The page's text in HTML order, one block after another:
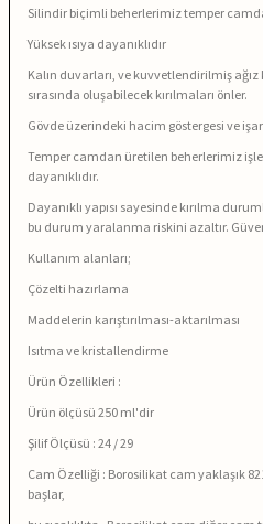
Silindir biçimli beherlerimiz temper
Yüksek ısıya dayanıklıdır
Kalın duvarları, ve kuvvetlendirilmiş
sırasında oluşabilecek kırılmaları önler.
Gövde üzerindeki hacim göstergesi ve
Temper camdan üretilen beherlerimiz
dayanıklıdır.
Dayanıklı yapısı sayesinde kırılma
bu durum yaralanma riskini azaltır.
Kullanım alanları;
Çözelti hazırlama
Maddelerin karıştırılması-aktarılması
Isıtma ve kristallendirme
Ürün Özellikleri :
Ürün ölçüsü 250 ml'dir
Şilif Ölçüsü : 24 / 29
Cam Özelliği : Borosilikat cam yaklaşık
başlar,